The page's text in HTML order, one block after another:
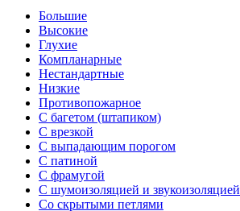
Большие
Высокие
Глухие
Компланарные
Нестандартные
Низкие
Противопожарное
С багетом (штапиком)
С врезкой
С выпадающим порогом
С патиной
С фрамугой
С шумоизоляцией и звукоизоляцией
Со скрытыми петлями